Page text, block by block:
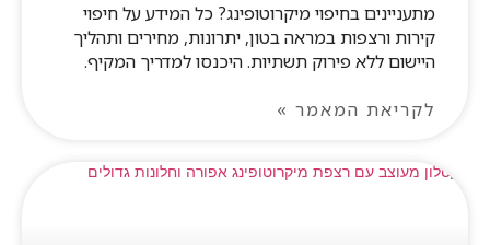
מתעניינים בחיפוי מיקרוטופינג? כל המידע על חיפוי
קירות ורצפות במראה בטון, יתרונות, מחירים ותהליך
היישום ללא פירוק תשתיות. היכנסו למדריך המקיף.
לקריאת המאמר »